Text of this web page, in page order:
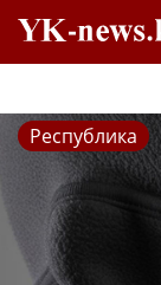
Республика